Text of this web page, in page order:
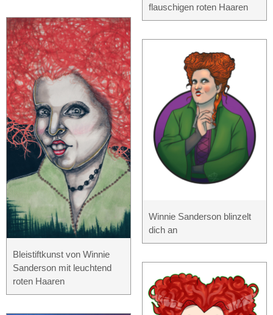
Bleistiftkunst von Winnie
Sanderson mit leuchtend
roten Haaren
flauschigen roten Haaren
Winnie Sanderson blinzelt
dich an